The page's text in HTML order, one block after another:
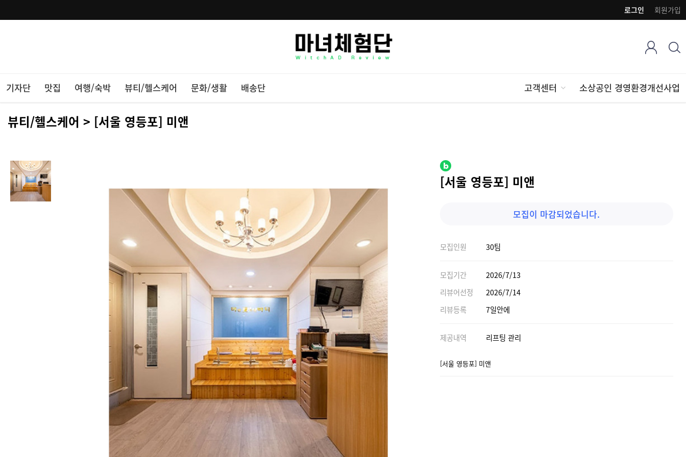
회원가입
로그인
기자단 맛집 여행/숙박 뷰티/헬스케어 문화/생활 배송단 고객센터 소상공인 경영환경개선사업
뷰티/헬스케어 > [서울 영등포] 미앤
[서울 영등포] 미앤
모집이 마감되었습니다.
모집인원 30팀
모집기간
2026/7/13
리뷰어선정
2026/7/14
리뷰등록
7일안에
제공내역 리프팅 관리
[서울 영등포] 미앤